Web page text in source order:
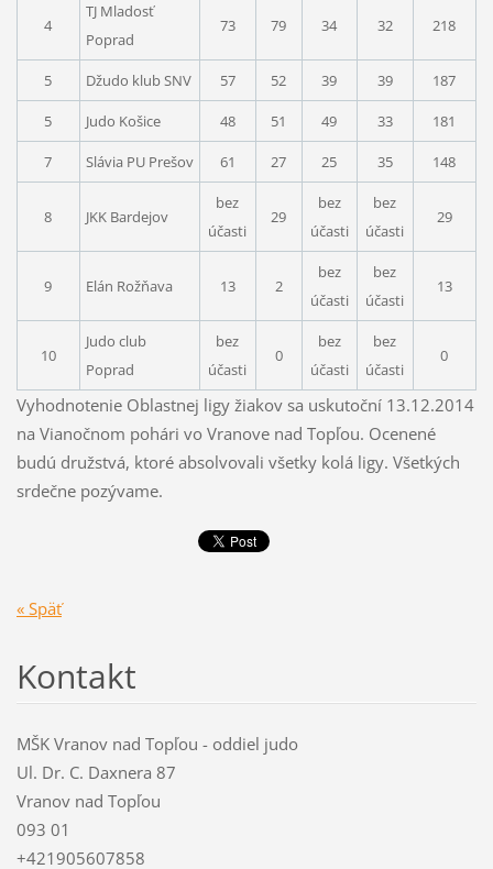
4
TJ Mladosť
Poprad
73 79 34 32 218
5 Džudo klub SNV 57 52 39 39 187
5 Judo Košice 48 51 49 33 181
7 Slávia PU Prešov 61 27 25 35 148
8 JKK Bardejov
bez
účasti
29
bez
účasti
bez
účasti
29
9 Elán Rožňava 13 2
bez
účasti
bez
účasti
13
10
Judo club
Poprad
bez
účasti
0
bez
účasti
bez
účasti
0
Vyhodnotenie Oblastnej ligy žiakov sa uskutoční 13.12.2014
na Vianočnom pohári vo Vranove nad Topľou. Ocenené
budú družstvá, ktoré absolvovali všetky kolá ligy. Všetkých
srdečne pozývame.
« Späť
Kontakt
MŠK Vranov nad Topľou - oddiel judo
Ul. Dr. C. Daxnera 87
Vranov nad Topľou
093 01
+421905607858